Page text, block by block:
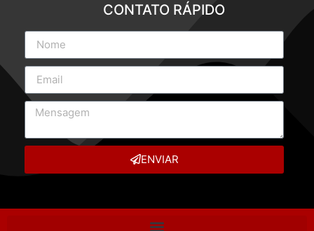
CONTATO RÁPIDO
ENVIAR